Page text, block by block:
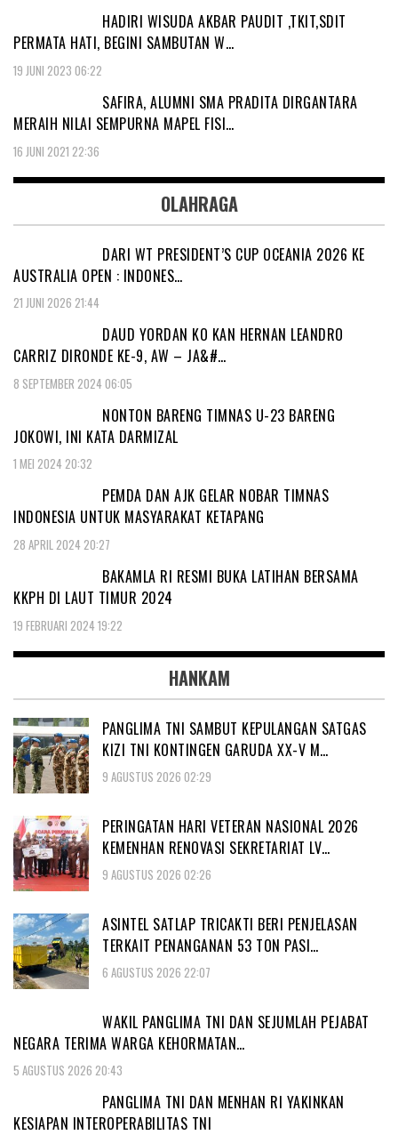
HADIRI WISUDA AKBAR PAUDIT ,TKIT,SDIT
PERMATA HATI, BEGINI SAMBUTAN W…
19 JUNI 2023 06:22
SAFIRA, ALUMNI SMA PRADITA DIRGANTARA
MERAIH NILAI SEMPURNA MAPEL FISI…
16 JUNI 2021 22:36
OLAHRAGA
DARI WT PRESIDENT’S CUP OCEANIA 2026 KE
AUSTRALIA OPEN : INDONES…
21 JUNI 2026 21:44
DAUD YORDAN KO KAN HERNAN LEANDRO
CARRIZ DIRONDE KE-9, AW – JA&#…
8 SEPTEMBER 2024 06:05
NONTON BARENG TIMNAS U-23 BARENG
JOKOWI, INI KATA DARMIZAL
1 MEI 2024 20:32
PEMDA DAN AJK GELAR NOBAR TIMNAS
INDONESIA UNTUK MASYARAKAT KETAPANG
28 APRIL 2024 20:27
BAKAMLA RI RESMI BUKA LATIHAN BERSAMA
KKPH DI LAUT TIMUR 2024
19 FEBRUARI 2024 19:22
HANKAM
PANGLIMA TNI SAMBUT KEPULANGAN SATGAS
KIZI TNI KONTINGEN GARUDA XX-V M…
9 AGUSTUS 2026 02:29
PERINGATAN HARI VETERAN NASIONAL 2026
KEMENHAN RENOVASI SEKRETARIAT LV…
9 AGUSTUS 2026 02:26
ASINTEL SATLAP TRICAKTI BERI PENJELASAN
TERKAIT PENANGANAN 53 TON PASI…
6 AGUSTUS 2026 22:07
WAKIL PANGLIMA TNI DAN SEJUMLAH PEJABAT
NEGARA TERIMA WARGA KEHORMATAN…
5 AGUSTUS 2026 20:43
PANGLIMA TNI DAN MENHAN RI YAKINKAN
KESIAPAN INTEROPERABILITAS TNI